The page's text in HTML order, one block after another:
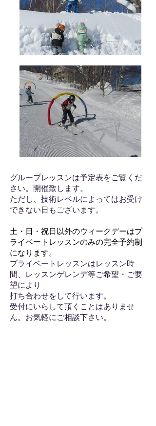
グループレッスンは予定表をご覧くだ
さい。開催致します。
​ただし、技術レベルによってはお受け
できない日もございます。
土・日・祝日以外のウィークデーはプ
ライベートレッスンのみの完全予約制
になります。
プライベートレッスンはレッスン時
間、レッスンゲレンデ等ご希望・ご要
望により
打ち合わせをして行います。
受付にいらして頂くことはありませ
ん。お気軽にご相談下さい。